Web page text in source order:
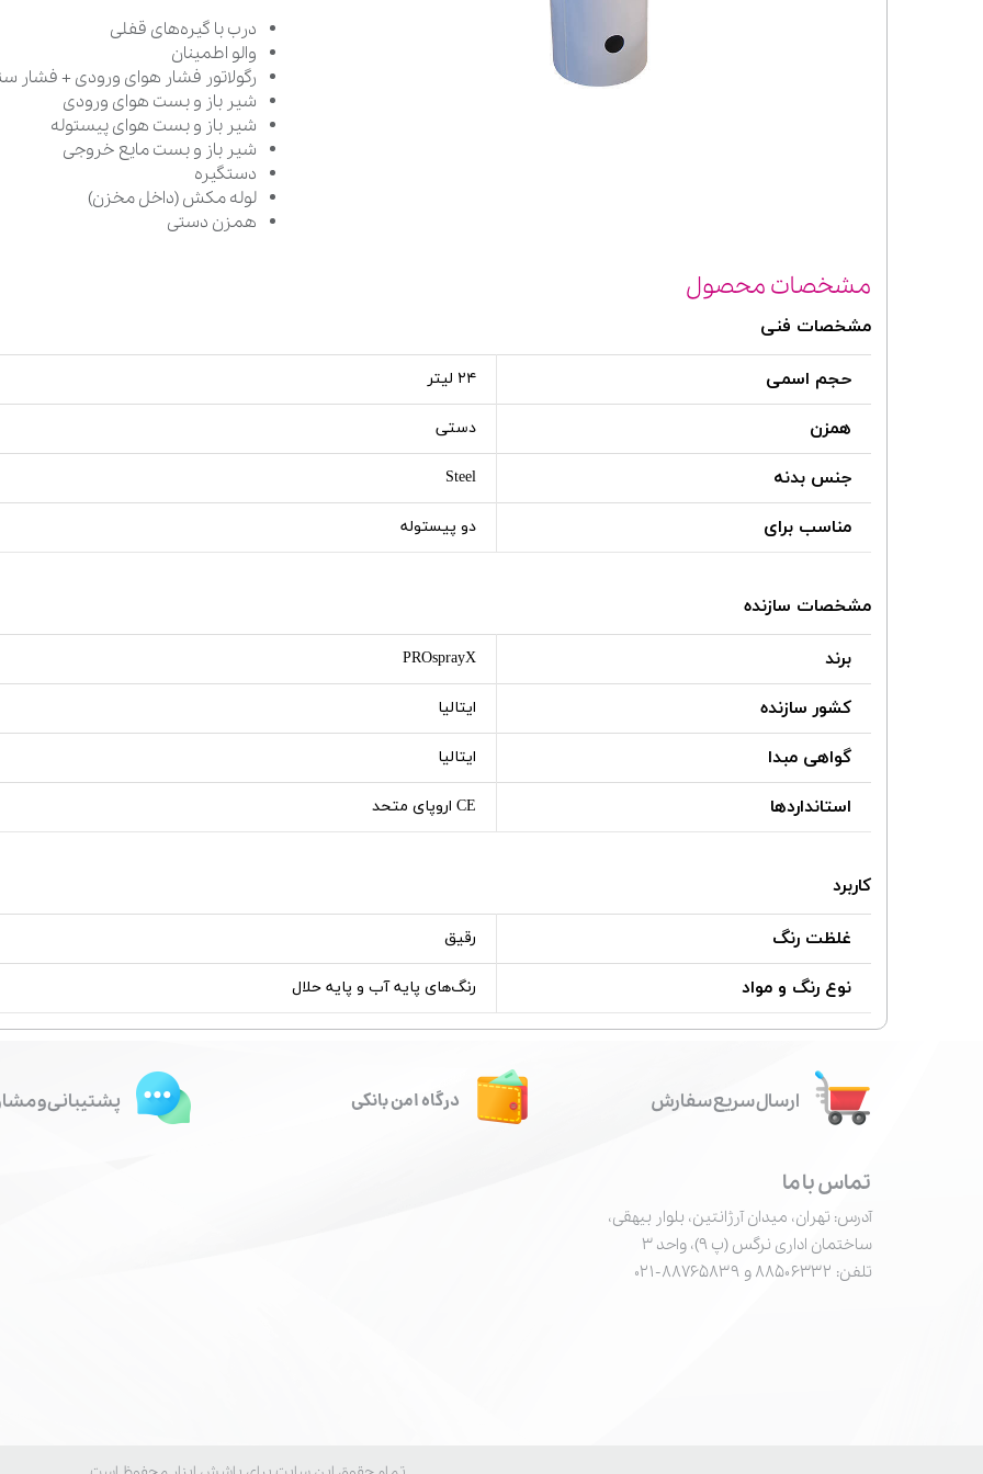
درب با گیره‌های قفلی
والو اطمینان
رگولاتور فشار هوای ورودی + فشار
شیر باز و بست هوای ورودی
شیر باز و بست هوای پیستوله
شیر باز و بست مایع خروجی
دستگیره
لوله مکش (داخل مخزن)
همزن دستی
مشخصات محصول
مشخصات فنی
حجم اسمی ۲۴ لیتر
همزن دستی
جنس بدنه Steel
مناسب برای دو پیستوله
مشخصات سازنده
برند PROsprayX
کشور سازنده ایتالیا
گواهی مبدا ایتالیا
استانداردها CE اروپای متحد
کاربرد
غلظت رنگ رقیق
نوع رنگ و مواد رنگ‌های پایه آب و پایه حلال
ارسال سریع سفارش درگاه امن بانکی پشتیبانی و
آدرس: تهران، میدان آرژانتین، بلوار بیهقی،
ساختمان اداری نرگس (پ ۹)، واحد ۳
تلفن: ۸۸۵۰۶۳۳۲ و ۸۸۷۶۵۸۳۹-۰۲۱
تماس با ما